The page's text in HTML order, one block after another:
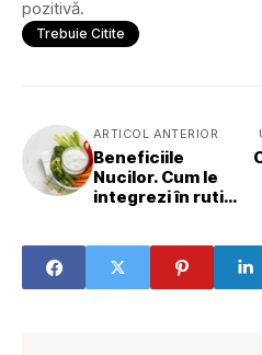
pozitivă.
Trebuie Citite
ARTICOL ANTERIOR
Beneficiile
Nucilor. Cum le
integrezi în rutina